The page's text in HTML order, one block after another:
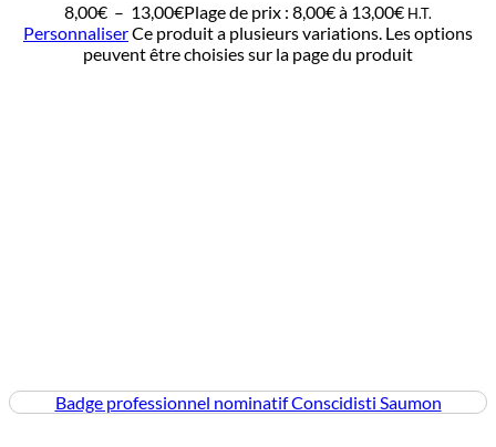
8,00€ – 13,00€Plage de prix : 8,00€ à 13,00€ H.T.
PersonnaliserCe produit a plusieurs variations. Les options
peuvent être choisies sur la page du produit
Badge professionnel nominatif Conscidisti Saumon